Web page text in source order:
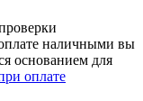
наличными вы
основанием для
оплате